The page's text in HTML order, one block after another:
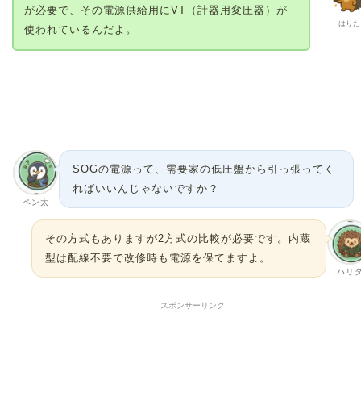
はりた
が必要で、その電源供給用にVT（計器用変圧器）が
使われているんだよ。
ペン太
SOGの電源って、需要家の低圧盤から引っ張ってく
ればいいんじゃないですか？
ハリ
その方式もありますが2方式の比較が必要です。内蔵
型は配線不要で改修時も電源を保てますよ。
スポンサーリンク